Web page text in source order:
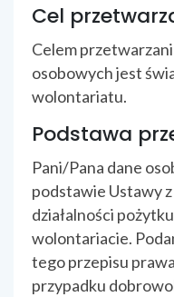
Cel
Celem
osobowych jest
wolontariatu.
Podstawa
Pani/Pana dane
podstawie Ustawy
działalności
wolontariacie.
tego przepisu
przypadku